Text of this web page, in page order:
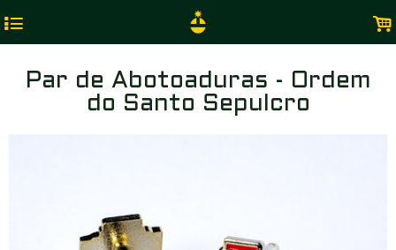
4 .
Par de Abotoaduras - Ordem
do Santo Sepulcro